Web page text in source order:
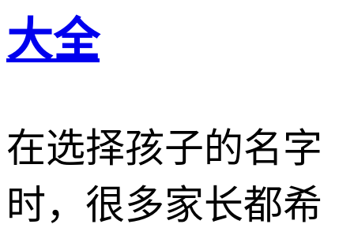
大全
在选择孩子的名字
时，很多家长都希